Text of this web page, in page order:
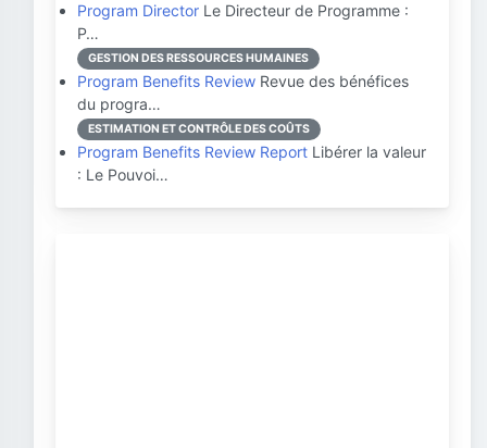
Program Director Le Directeur de Programme :
P…
GESTION DES RESSOURCES HUMAINES
Program Benefits Review Revue des bénéfices
du progra…
ESTIMATION ET CONTRÔLE DES COÛTS
Program Benefits Review Report Libérer la valeur
: Le Pouvoi…